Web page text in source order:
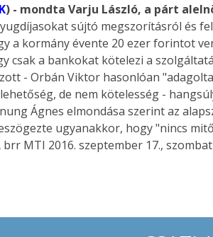
) - mondta Varju László, a párt
sújtó megszorításról és
a kormány évente 20 ezer forintot
csak a bankokat kötelezi a
- Orbán Viktor hasonlóan
de nem kötelesség -
Ágnes elmondása szerint az
ugyanakkor, hogy "nincs
brr MTI 2016. szeptember 17., szombat